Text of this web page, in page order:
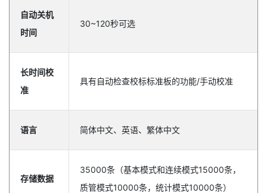
自动关机
时间
30~120秒可选
长时间校
准
具有自动检查校标标准板的功能/手动校准
语言 简体中文、英语、繁体中文
存储数据
35000条（基本模式和连续模式15000条，
质管模式10000条，统计模式10000条）